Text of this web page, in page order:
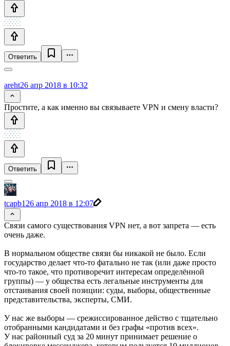
Ответить
areht26 апр 2018 в 10:32
Простите, а как именно вы связываете VPN и смену власти?
Ответить
tcapb1 26 апр 2018 в 12:07
Связи самого существования VPN нет, а вот запрета — есть
очень даже.
В нормальном обществе связи бы никакой не было. Если
государство делает что-то фатально не так (или даже просто
что-то такое, что противоречит интересам определённой
группы) — у общества есть легальные инструменты для
отстаивания своей позиции: суды, выборы, общественные
представительства, эксперты, СМИ.
У нас же выборы — срежиссированное действо с тщательно
отобранными кандидатами и без графы «против всех».
У нас районный суд за 20 минут принимает решение о